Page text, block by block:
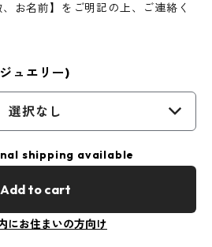
お名前】をご明記の上、ご連絡く
ュエリー)
選択なし
shipping available
Add to cart
にお住まいの方向け